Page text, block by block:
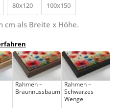
80x120 100x150
cm als Breite x Höhe.
Rahmen –
Braunnussbaum
Rahmen –
Schwarzes
Wenge